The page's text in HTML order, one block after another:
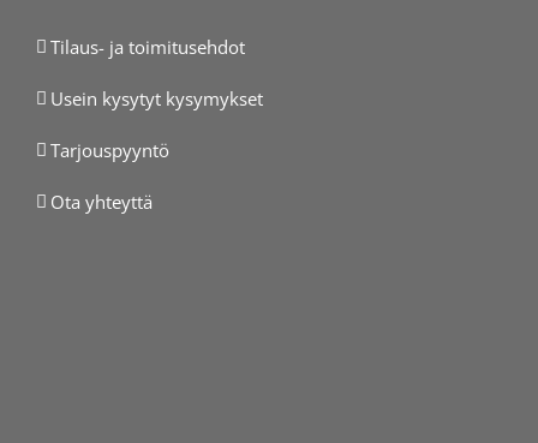
Tilaus- ja toimitusehdot
Usein kysytyt kysymykset
Tarjouspyyntö
Ota yhteyttä